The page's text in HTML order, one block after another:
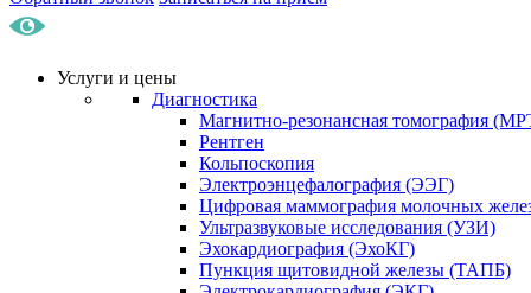
Услуги и цены
Диагностика
Магнитно-резонансная томография
Рентген
Кольпоскопия
Электроэнцефалография (ЭЭГ)
Цифровая маммография молочных
Ультразвуковые исследования (УЗИ)
Эхокардиография (ЭхоКГ)
Пункция щитовидной железы (ТАПБ)